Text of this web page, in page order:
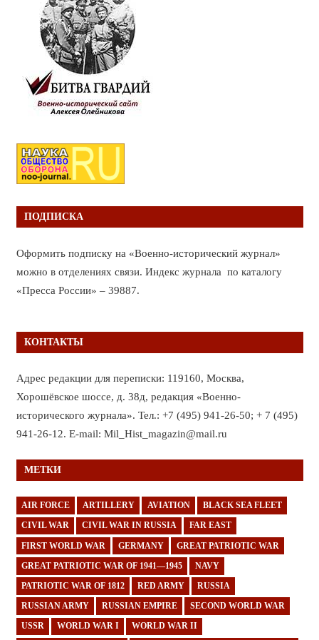
ПОДПИСКА
Оформить подписку на «Военно-исторический журнал»
можно в отделениях связи. Индекс журнала по каталогу
«Пресса России» – 39887.
КОНТАКТЫ
Адрес редакции для переписки: 119160, Москва,
Хорошёвское шоссе, д. 38д, редакция «Военно-
исторического журнала». Тел.: +7 (495) 941-26-50; + 7 (495)
941-26-12. E-mail: Mil_Hist_magazin@mail.ru
МЕТКИ
AIR FORCE ARTILLERY AVIATION BLACK SEA FLEET
CIVIL WAR CIVIL WAR IN RUSSIA FAR EAST
FIRST WORLD WAR GERMANY GREAT PATRIOTIC WAR
GREAT PATRIOTIC WAR OF 1941—1945 NAVY
PATRIOTIC WAR OF 1812 RED ARMY RUSSIA
RUSSIAN ARMY RUSSIAN EMPIRE SECOND WORLD WAR
USSR WORLD WAR I WORLD WAR II